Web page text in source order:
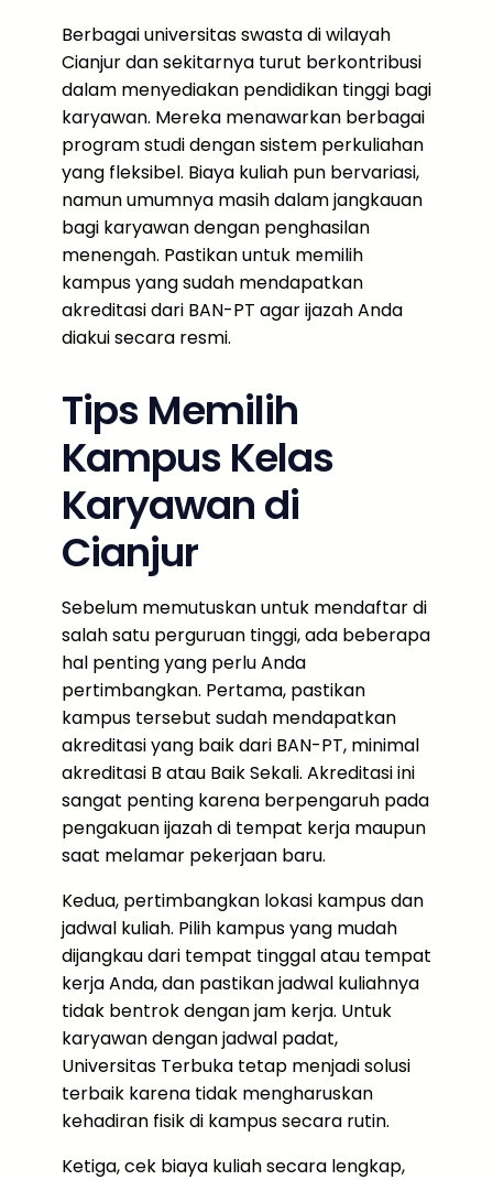
Berbagai universitas swasta di wilayah
Cianjur dan sekitarnya turut berkontribusi
dalam menyediakan pendidikan tinggi bagi
karyawan. Mereka menawarkan berbagai
program studi dengan sistem perkuliahan
yang fleksibel. Biaya kuliah pun bervariasi,
namun umumnya masih dalam jangkauan
bagi karyawan dengan penghasilan
menengah. Pastikan untuk memilih
kampus yang sudah mendapatkan
akreditasi dari BAN-PT agar ijazah Anda
diakui secara resmi.
Tips Memilih
Kampus Kelas
Karyawan di
Cianjur
Sebelum memutuskan untuk mendaftar di
salah satu perguruan tinggi, ada beberapa
hal penting yang perlu Anda
pertimbangkan. Pertama, pastikan
kampus tersebut sudah mendapatkan
akreditasi yang baik dari BAN-PT, minimal
akreditasi B atau Baik Sekali. Akreditasi ini
sangat penting karena berpengaruh pada
pengakuan ijazah di tempat kerja maupun
saat melamar pekerjaan baru.
Kedua, pertimbangkan lokasi kampus dan
jadwal kuliah. Pilih kampus yang mudah
dijangkau dari tempat tinggal atau tempat
kerja Anda, dan pastikan jadwal kuliahnya
tidak bentrok dengan jam kerja. Untuk
karyawan dengan jadwal padat,
Universitas Terbuka tetap menjadi solusi
terbaik karena tidak mengharuskan
kehadiran fisik di kampus secara rutin.
Ketiga, cek biaya kuliah secara lengkap,